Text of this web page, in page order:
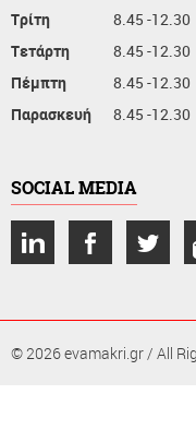
Τρίτη
8.45 -12.30
Τετάρτη
8.45 -12.30
Πέμπτη
8.45 -12.30
Παρασκευή
8.45 -12.30
SOCIAL MEDIA
© 2026 evamakri.gr / All